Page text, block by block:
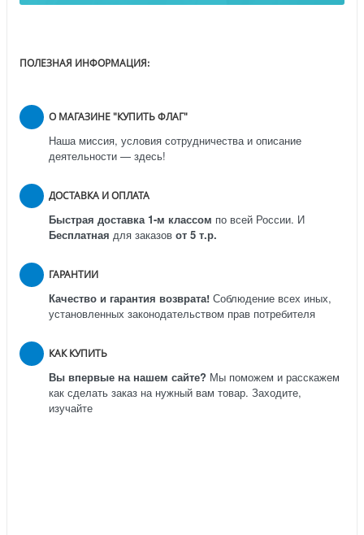
ПОЛЕЗНАЯ ИНФОРМАЦИЯ:
О МАГАЗИНЕ "КУПИТЬ ФЛАГ"
Наша миссия, условия сотрудничества и описание
деятельности — здесь!
ДОСТАВКА И ОПЛАТА
Быстрая доставка 1-м классом по всей России. И
Бесплатная для заказов от 5 т.р.
ГАРАНТИИ
Качество и гарантия возврата! Соблюдение всех иных,
установленных законодательством прав потребителя
КАК КУПИТЬ
Вы впервые на нашем сайте? Мы поможем и расскажем
как сделать заказ на нужный вам товар. Заходите,
изучайте